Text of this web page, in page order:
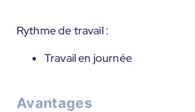
Rythme de travail :
Travail en journée
Avantages